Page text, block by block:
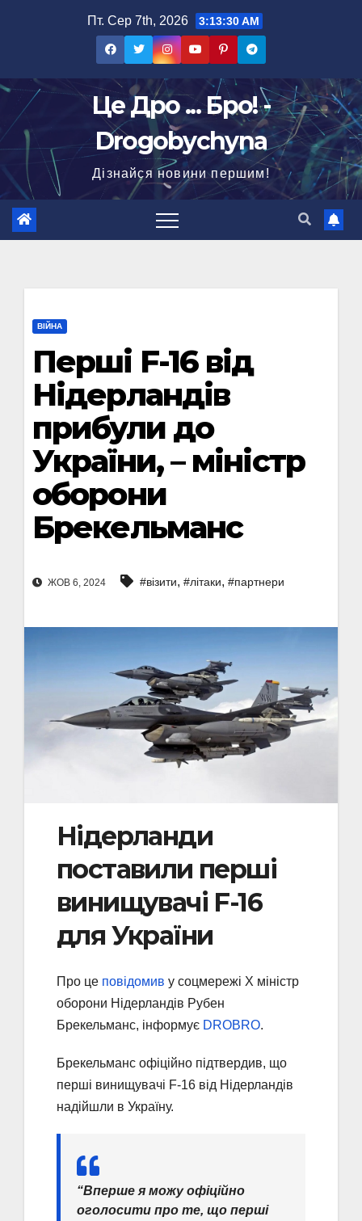
Пт. Сер 7th, 2026 3:13:31 AM
Це Дро ... Бро! -
Drogobychyna
Дізнайся новини першим!
ВІЙНА
Перші F-16 від
Нідерландів
прибули до
України, – міністр
оборони
Брекельманс
ЖОВ 6, 2024 #візити, #літаки, #партнери
Нідерланди
поставили перші
винищувачі F-16
для України
Про це повідомив у соцмережі Х міністр
оборони Нідерландів Рубен
Брекельманс, інформує DROBRO.
Брекельманс офіційно підтвердив, що
перші винищувачі F-16 від Нідерландів
надійшли в Україну.
“Вперше я можу офіційно
оголосити про те, що перші